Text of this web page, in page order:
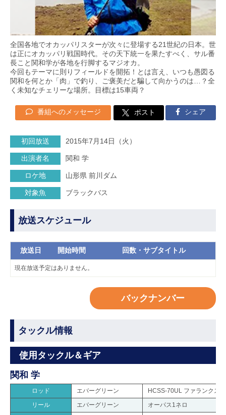
全国各地でオカッパリスターが次々に登場する21世紀の日本。世
は正にオカッパリ戦国時代。その天下統一を果たすべく、サル番
長こと関和学が各地を行脚するマジオカ。
今回もテーマに則りフィールドを開拓！とは言え、いつも愚図る
関和を何とか「肉」で釣り、ご褒美だと騙して向かうのは…？全
く未知なチェリーな場所。目標は15車両？
番組へのメッセージ ポスト シェア
初回放送 2015年7月14日（火）
出演者名 関和 学
ロケ地 山形県 前川ダム
対象魚 ブラックバス
放送スケジュール
放送日 開始時間 回数・サブタイトル
現在放送予定はありません。
バックナンバー
タックル情報
使用タックル＆ギア
関和 学
ロッド エバーグリーン
HCSS-70UL ファランクス
リール
エバーグリーン
オーパス1ネロ